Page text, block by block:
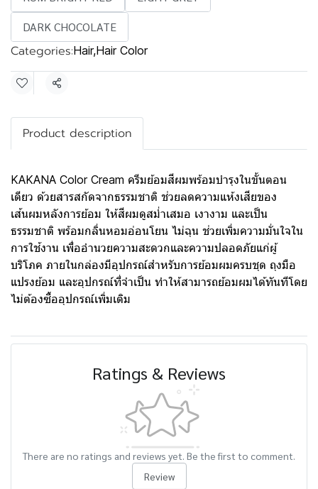
DARK CHOCOLATE
Categories:Hair,Hair Color
Share
Product description
KAKANA Color Cream ครีมย้อมสีผมพร้อมบำรุงในขั้นตอน
เดียว ด้วยสารสกัดจากธรรมชาติ ช่วยลดความแห้งเสียของ
เส้นผมหลังการย้อม ให้สีผมดูสม่ำเสมอ เงางาม และเป็น
ธรรมชาติ พร้อมกลิ่นหอมอ่อนโยน ไม่ฉุน ช่วยเพิ่มความมั่นใจใน
การใช้งาน เพื่ออำนวยความสะดวกและความปลอดภัยแก่ผู้
บริโภค ภายในกล่องมีอุปกรณ์สำหรับการย้อมผมครบชุด ถุงมือ
แปรงย้อม และอุปกรณ์ที่จำเป็น ทำให้สามารถย้อมผมได้ทันทีโดย
ไม่ต้องซื้ออุปกรณ์เพิ่มเติม
Ratings & Reviews
There are no ratings and reviews yet. Be the first to comment.
Review